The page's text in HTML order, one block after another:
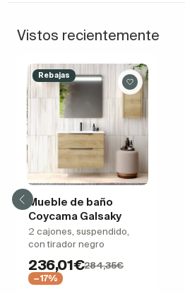
Vistos recientemente
Rebajas
Mueble de baño
Coycama Galsaky
2 cajones, suspendido,
con tirador negro
236,01€284,35€
−17%